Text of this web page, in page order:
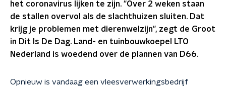
het coronavirus lijken te zijn. "Over 2 weken staan
de stallen overvol als de slachthuizen sluiten. Dat
krijg je problemen met dierenwelzijn", zegt de Groot
in Dit Is De Dag. Land- en tuinbouwkoepel LTO
Nederland is woedend over de plannen van D66.
Opnieuw is vandaag een vleesverwerkingsbedrijf